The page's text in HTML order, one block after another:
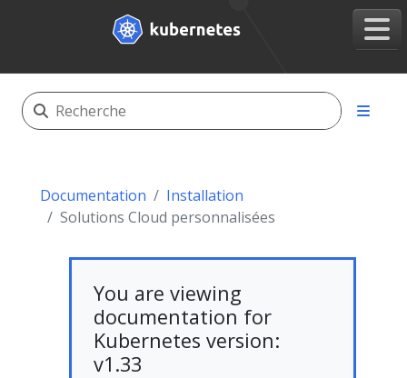
Documentation
Installation
Solutions Cloud personnalisées
You are viewing
documentation for
Kubernetes version:
v1.33